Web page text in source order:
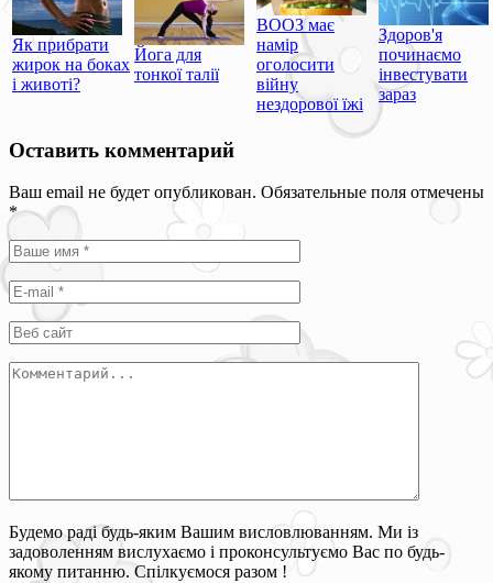
Як прибрати
жирок на боках
і животі?
Йога для
тонкої талії
ВООЗ має
намір
оголосити
війну
нездорової їжі
Здоров'я
починаємо
інвестувати
зараз
Оставить комментарий
Ваш email не будет опубликован. Обязательные поля отмечены
*
Будемо раді будь-яким Вашим висловлюванням. Ми із
задоволенням вислухаємо і проконсультуємо Вас по будь-
якому питанню. Спілкуємося разом !